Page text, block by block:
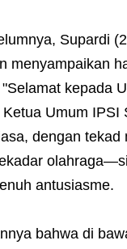
Supardi
menyampaikan
kepada
Umum IPSI
dengan tekad
antusiasme.
bahwa di